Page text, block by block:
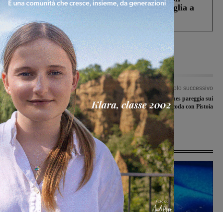
Fiorentino l’uomo che aveva ucciso la figlia a
Levane nel 2020
Articolo precedente
Enel al lavoro sulla rete elettrica della
montagna: interventi fra Secchieta,
Vallombrosa e Saltino
Articolo successivo
La Futsal Sangiovannes pareggia sui
titoli di coda con Pistoia
Ultime Notizie